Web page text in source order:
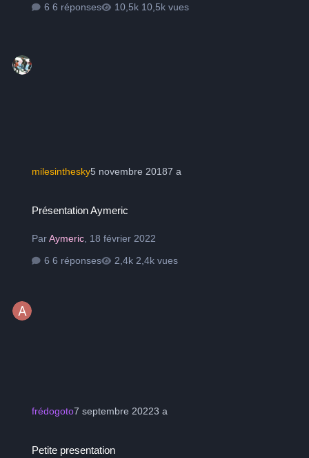
6 réponses
10,5k vues
milesinthesky5 novembre 20187 a
Présentation Aymeric
ParAymeric 18 février 2022
6 réponses
2,4k vues
frédogoto7 septembre 20223 a
Petite presentation